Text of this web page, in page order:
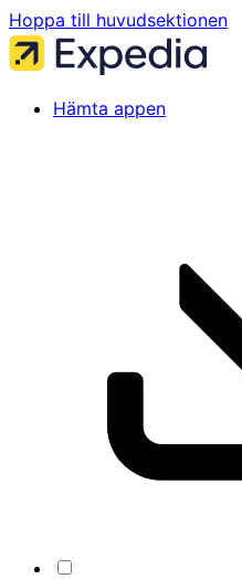
Hoppa till huvudsektionen
Hämta appen